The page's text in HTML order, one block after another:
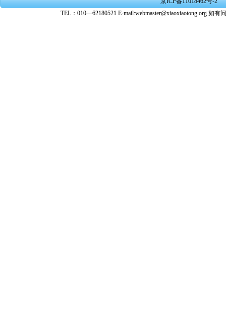
转载、
★ 参与
TEL：010—62180521 E-mail:webmaster@xiaoxiaotong.org 如